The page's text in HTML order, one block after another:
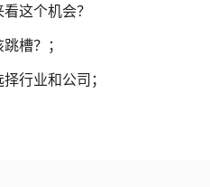
这个机会？
槽？；
行业和公司；